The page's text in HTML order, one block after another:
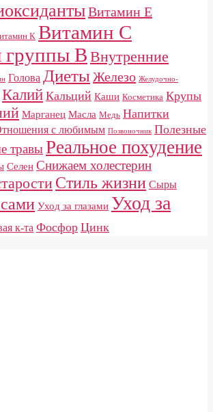
Витамин E
К Витамин С
B Внутренние
Голова ДиетыЖелезо Желудочно-
Калий Кальций Каши Косметика Крупы
Марганец Масла Медь Напитки
с любимым Позвоночник Полезные
травыРеальное похудение
Селен Снижаем холестерин
Стиль жизни Сыры
Уход за глазами Уход за
к-та Фосфор Цинк